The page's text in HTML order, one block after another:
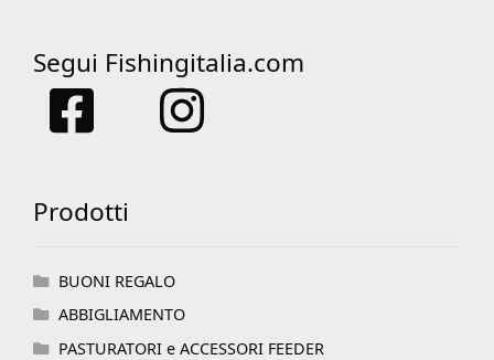
Segui Fishingitalia.com
Prodotti
BUONI REGALO
ABBIGLIAMENTO
PASTURATORI e ACCESSORI FEEDER